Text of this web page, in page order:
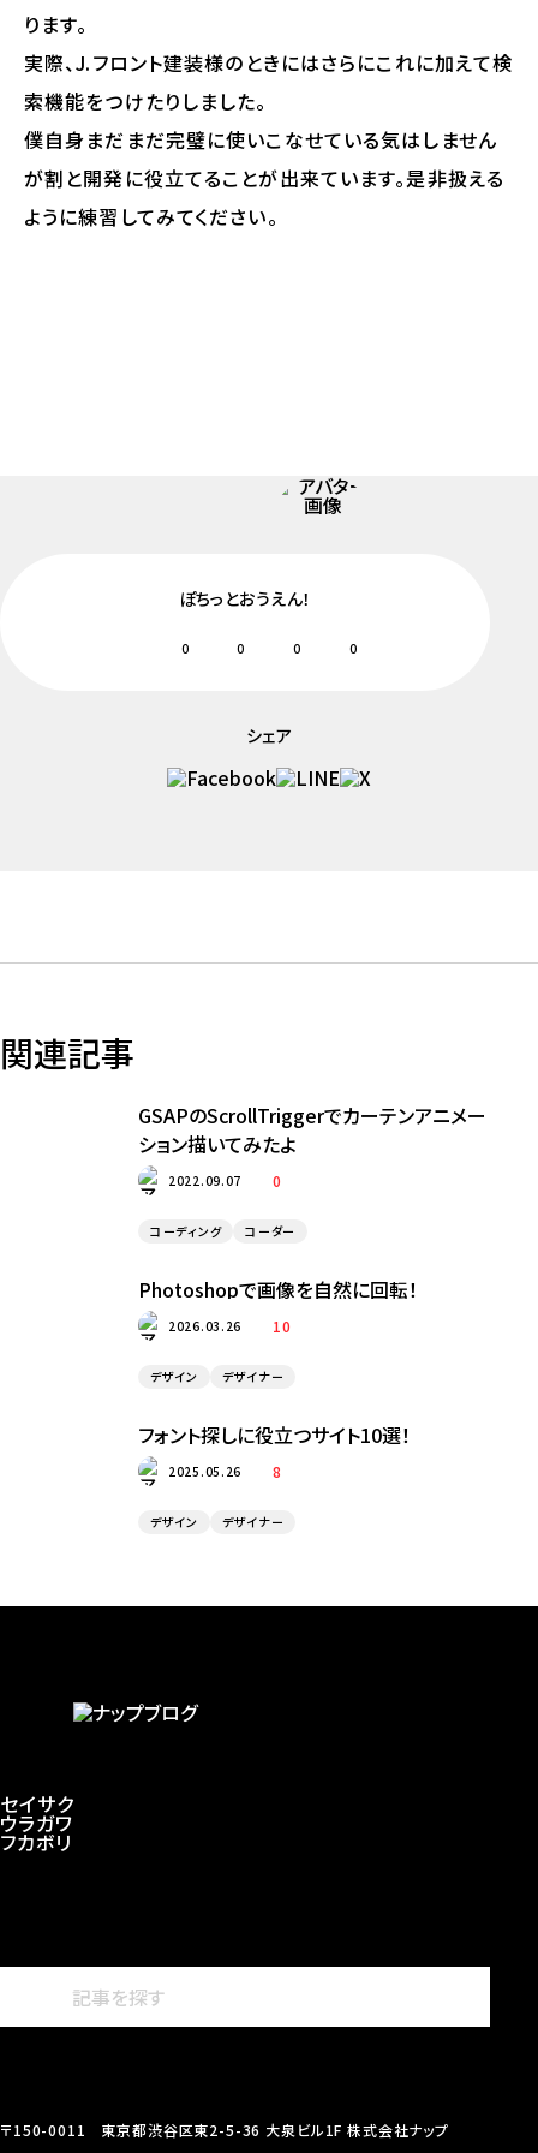
ります。
実際、J.フロント建装様のときにはさらにこれに加えて検
索機能をつけたりしました。
僕自身まだまだ完璧に使いこなせている気はしません
が割と開発に役立てることが出来ています。是非扱える
ように練習してみてください。
ぽちっとおうえん！
0 0 0 0
シェア
関連記事
GSAPのScrollTriggerでカーテンアニメー
ション描いてみたよ
2022.09.07 0
コーディング コーダー
Photoshopで画像を自然に回転！
2026.03.26 10
デザイン デザイナー
フォント探しに役立つサイト10選！
2025.05.26 8
デザイン デザイナー
セイサク
ウラガワ
フカボリ
〒150-0011 東京都渋谷区東2-5-36 大泉ビル1F 株式会社ナップ